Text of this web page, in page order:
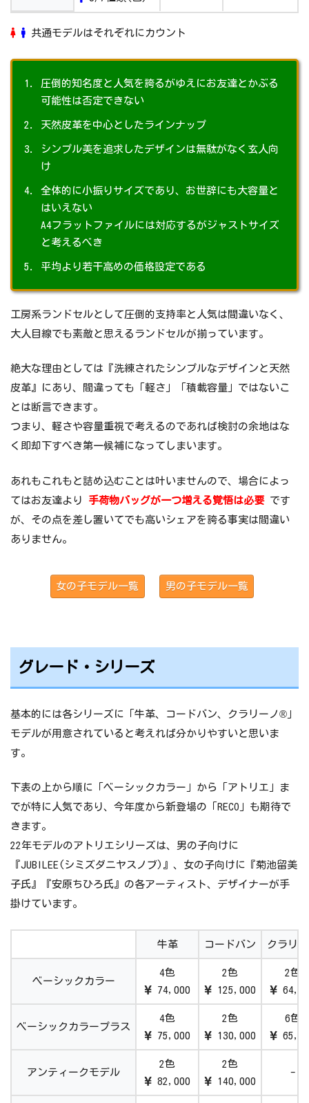
2021/2/15
2022年ご入学用ランドセル ラインアップ発
表会を開催いたします。
2021/2/5
当社大人向け鞄のホームページと紛らわし
いサイトについて
2021/1/28 ランドセルのご注文受付は1/31(日)まで
2021/1/12
2021/1/6
一部お客さま宛てDM記載の住所表示誤りに
ついて
2020/12/21
年末年始の休業と製品配送について日本経
会科見学」が掲載されました。
共通モデルはそれぞれにカウント
圧倒的知名度と人気を誇るがゆえにお友達とかぶる
可能性は否定できない
天然皮革を中心としたラインナップ
シンプル美を追求したデザインは無駄がなく玄人向
け
全体的に小振りサイズであり、お世辞にも大容量と
はいえない
A4フラットファイルには対応するがジャストサイズ
と考えるべき
平均より若干高めの価格設定である
工房系ランドセルとして圧倒的支持率と人気は間違いなく、
大人目線でも素敵と思えるランドセルが揃っています。
絶大な理由としては『洗練されたシンプルなデザインと天然
皮革』にあり、間違っても「軽さ」「積載容量」ではないこ
とは断言できます。
つまり、軽さや容量重視で考えるのであれば検討の余地はな
く即却下すべき第一候補になってしまいます。
あれもこれもと詰め込むことは叶いませんので、場合によっ
てはお友達より 手荷物バッグが一つ増える覚悟は必要です
が、その点を差し置いてでも高いシェアを誇る事実は間違い
ありません。
女の子モデル一覧 男の子モデル一覧
グレード・シリーズ
基本的には各シリーズに「牛革、コードバン、クラリーノ®」
モデルが用意されていると考えれば分かりやすいと思いま
す。
下表の上から順に「ベーシックカラー」から「アトリエ」ま
でが特に人気であり、今年度から新登場の「RECO」も期待で
きます。
22年モデルのアトリエシリーズは、男の子向けに
『JUBILEE(シミズダニヤスノブ)』、女の子向けに『菊池留美
子氏』『安原ちひろ氏』の各アーティスト、デザイナーが手
掛けています。
牛革 コードバン クラリ
ベーシックカラー
4色
74,000
2色
125,000
2色
ベーシックカラープラス
4色
75,000
2色
130,000
6色
アンティークモデル
2色
82,000
2色
140,000
-